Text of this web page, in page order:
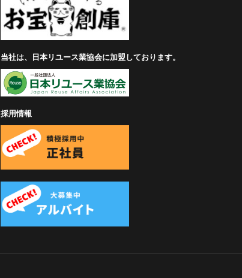
当社は、日本リユース業協会に加盟しております。
採用情報